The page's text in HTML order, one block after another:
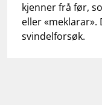
kjenner frå før,
eller
svindelforsøk.